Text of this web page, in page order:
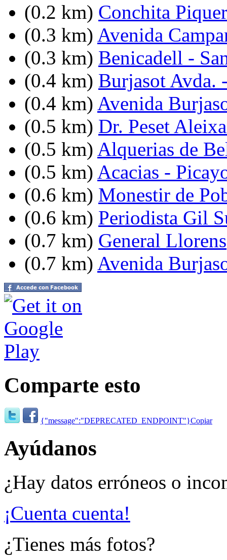
(0.2 km) Conchita
(0.3 km) Avenida
(0.3 km) Benicadell -
(0.4 km) Burjasot Avda.
(0.4 km) Avenida
(0.5 km) Dr. Peset
(0.5 km) Alquerias de
(0.5 km) Acacias -
(0.6 km) Monestir de
(0.6 km) Periodista Gil
(0.7 km) General Llorens
(0.7 km) Avenida
Comparte esto
{"message":"DEPRECATED_ENDPOINT"}Copiar
Ayúdanos
¿Hay datos erróneos o
¡Cuenta cuenta!
¿Tienes más fotos?